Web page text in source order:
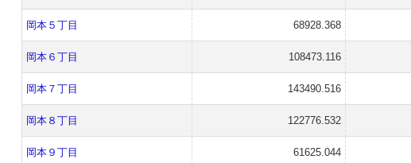
岡本５丁目 68928.368
岡本６丁目 108473.116
岡本７丁目 143490.516
岡本８丁目 122776.532
岡本９丁目 61625.044